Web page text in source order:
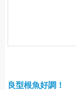
良型根魚好調！